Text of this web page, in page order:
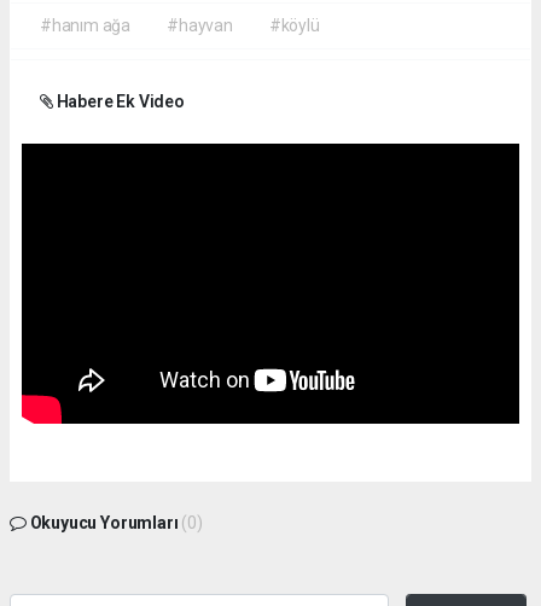
#hanım ağa #hayvan #köylü
Habere Ek Video
Okuyucu Yorumları (0)